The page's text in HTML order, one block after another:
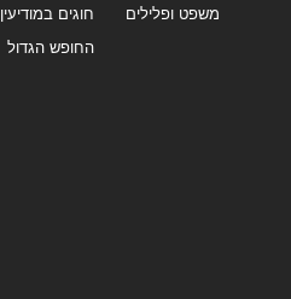
משפט ופלילים
חוגים במודיעין
החופש הגדול